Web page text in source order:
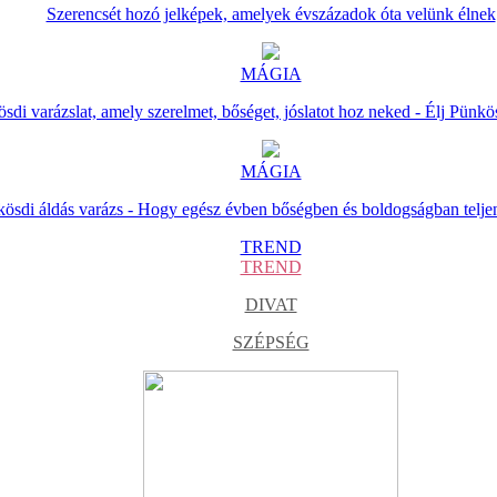
Szerencsét hozó jelképek, amelyek évszázadok óta velünk élnek
MÁGIA
varázslat, amely szerelmet, bőséget, jóslatot hoz neked - Élj
MÁGIA
áldás varázs - Hogy egész évben bőségben és boldogságban
TREND
TREND
DIVAT
SZÉPSÉG